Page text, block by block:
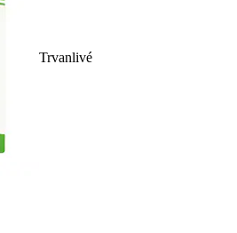
Trvanlivé